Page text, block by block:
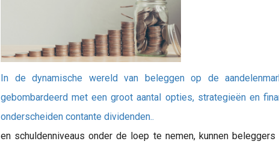
In de dynamische wereld van beleggen op de
gebombardeerd met een groot aantal opties, strategieën en
onderscheiden contante dividenden..
en schuldenniveaus onder de loep te nemen, kunnen